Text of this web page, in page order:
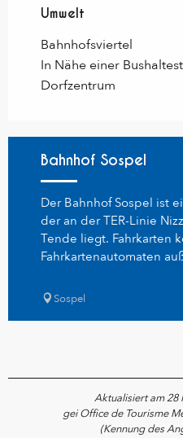
Umwelt
Umwelt
Bahnhofsviertel
In Nähe einer
Dorfzentrum
Bahnhof Sospel
Der Bahnhof Sospel ist
der an der TER-Linie
Tende liegt. Fahrkarten
Fahrkartenautomaten
Sospel
Aktualisiert am 28
gei Office de Tourisme
(Kennung des